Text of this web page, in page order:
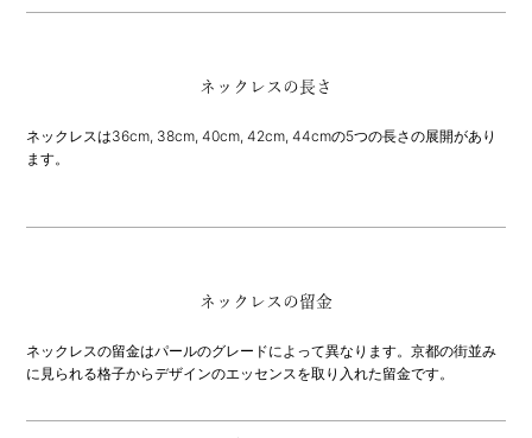
ネックレスの長さ
ネックレスは36cm, 38cm, 40cm, 42cm, 44cmの5つの長さの展開があり
ます。
ネックレスの留金
ネックレスの留金はパールのグレードによって異なります。京都の街並み
に見られる格子からデザインのエッセンスを取り入れた留金です。